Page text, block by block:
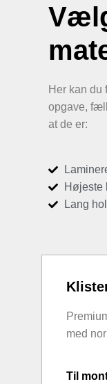
Her kan du
opgave,
at de er:
Højeste
Lang
med
Til